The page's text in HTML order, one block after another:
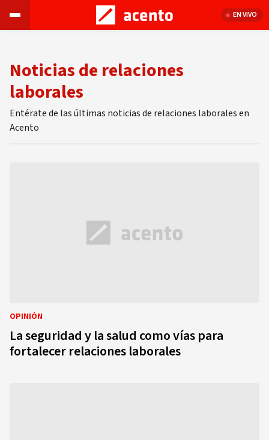
EN VIVO
Noticias de relaciones
laborales
Entérate de las últimas noticias de relaciones laborales en
Acento
OPINIÓN
La seguridad y la salud como vías para
fortalecer relaciones laborales